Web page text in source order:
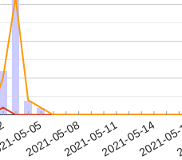
05-05
2021-05-082021-05-112021-05-14
2021-